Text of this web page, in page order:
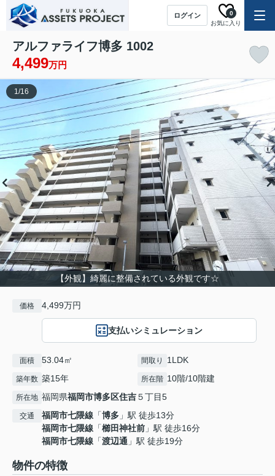
ログイン
お気に入り
0
アルファライフ博多 1002
4,499万円
【外観】綺麗に整備されている外観です☆
1/16
価格 4,499万円
支払いシミュレーション
面積 53.04㎡ 間取り 1LDK
築年数 築15年 所在階 10階/10階建
所在地 福岡県福岡市博多区住吉５丁目5
交通 福岡市七隈線 「博多 」駅 徒歩13分
福岡市七隈線 「櫛田神社前 」駅 徒歩16分
福岡市七隈線 「渡辺通 」駅 徒歩19分
物件の特徴